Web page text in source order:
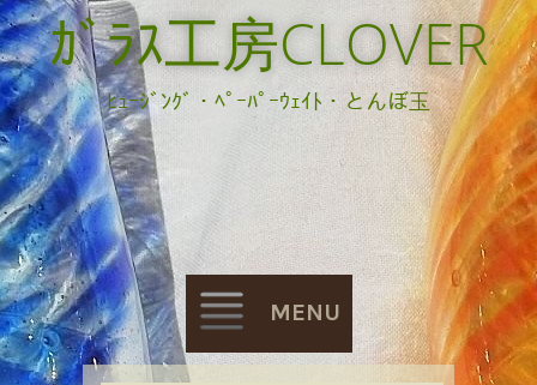
ｶﾞﾗｽ工房CLOVER
ﾋｭｰｼﾞﾝｸﾞ・ﾍﾟｰﾊﾟｰｳｪｲﾄ・とんぼ玉
MENU